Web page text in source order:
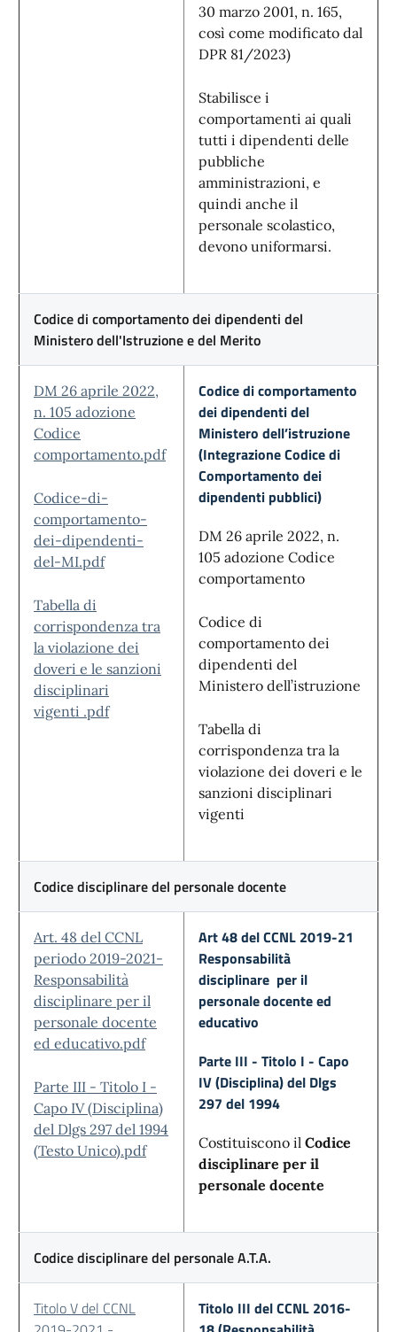
30 marzo 2001, n. 165,
così come modificato dal
DPR 81/2023)
Stabilisce i
comportamenti ai quali
tutti i dipendenti delle
pubbliche
amministrazioni, e
quindi anche il
personale scolastico,
devono uniformarsi.
Codice di comportamento dei dipendenti del
Ministero dell'Istruzione e del Merito
DM 26 aprile 2022,
n. 105 adozione
Codice
comportamento.pdf
Codice-di-
comportamento-
dei-dipendenti-
del-MI.pdf
Tabella di
corrispondenza tra
la violazione dei
doveri e le sanzioni
disciplinari
vigenti .pdf
Codice di comportamento
dei dipendenti del
Ministero dell’istruzione
(Integrazione Codice di
Comportamento dei
dipendenti pubblici)
DM 26 aprile 2022, n.
105 adozione Codice
comportamento
Codice di
comportamento dei
dipendenti del
Ministero dell’istruzione
Tabella di
corrispondenza tra la
violazione dei doveri e le
sanzioni disciplinari
vigenti
Codice disciplinare del personale docente
Art. 48 del CCNL
periodo 2019-2021-
Responsabilità
disciplinare per il
personale docente
ed educativo.pdf
Parte III - Titolo I -
Capo IV (Disciplina)
del Dlgs 297 del 1994
(Testo Unico).pdf
Art 48 del CCNL 2019-21
Responsabilità
disciplinare per il
personale docente ed
educativo
Parte III - Titolo I - Capo
IV (Disciplina) del Dlgs
297 del 1994
Costituiscono il Codice
disciplinare per il
personale docente
Codice disciplinare del personale A.T.A.
Titolo V del CCNL
Titolo III del CCNL 2016-